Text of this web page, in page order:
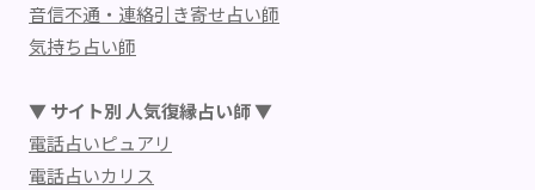
音信不通・連絡引き寄せ占い師
気持ち占い師
▼ サイト別 人気復縁占い師 ▼
電話占いピュアリ
電話占いカリス